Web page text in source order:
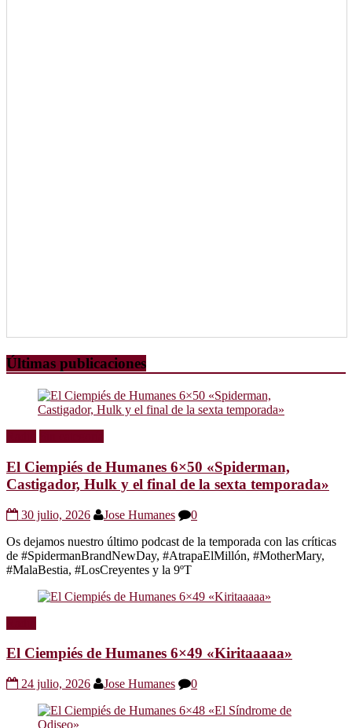
Últimas publicaciones
El Ciempiés de Humanes 6×50 «Spiderman,
Castigador, Hulk y el final de la sexta temporada»
30 julio, 2026 Jose Humanes
0
Os dejamos nuestro último podcast de la temporada con las críticas
de #SpidermanBrandNewDay, #AtrapaElMillón, #MotherMary,
#MalaBestia, #LosCreyentes y la 9ºT
El Ciempiés de Humanes 6×49 «Kiritaaaaa»
24 julio, 2026 Jose Humanes 0